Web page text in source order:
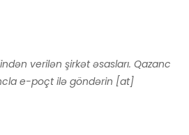
verilən şirkət əsasları. Qazanc
e-poçt ilə göndərin [at]